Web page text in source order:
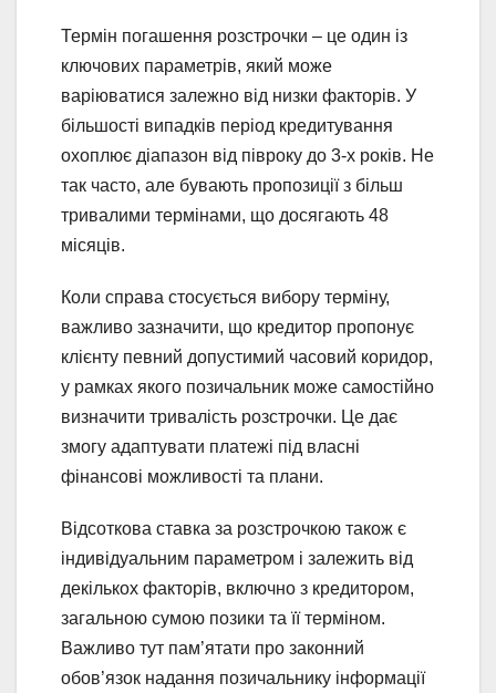
Термін погашення розстрочки – це один із
ключових параметрів, який може
варіюватися залежно від низки факторів. У
більшості випадків період кредитування
охоплює діапазон від півроку до 3-х років. Не
так часто, але бувають пропозиції з більш
тривалими термінами, що досягають 48
місяців.
Коли справа стосується вибору терміну,
важливо зазначити, що кредитор пропонує
клієнту певний допустимий часовий коридор,
у рамках якого позичальник може самостійно
визначити тривалість розстрочки. Це дає
змогу адаптувати платежі під власні
фінансові можливості та плани.
Відсоткова ставка за розстрочкою також є
індивідуальним параметром і залежить від
декількох факторів, включно з кредитором,
загальною сумою позики та її терміном.
Важливо тут пам’ятати про законний
обов’язок надання позичальнику інформації